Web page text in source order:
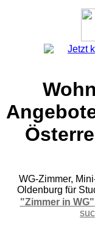
WG-Zimmer,
Oldenburg für
"Zimmer in WG"